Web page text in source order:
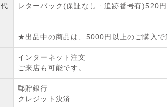
レターパック(保証なし・追跡番号有)520円
★出品中の商品は、5000円以上のご購入
インターネット注文
ご来店も可能です。
郵貯銀行
クレジット決済